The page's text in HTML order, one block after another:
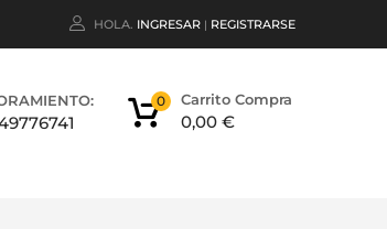
HOLA. INGRESAR | REGISTRARSE
Carrito Compra
0,00 €
0